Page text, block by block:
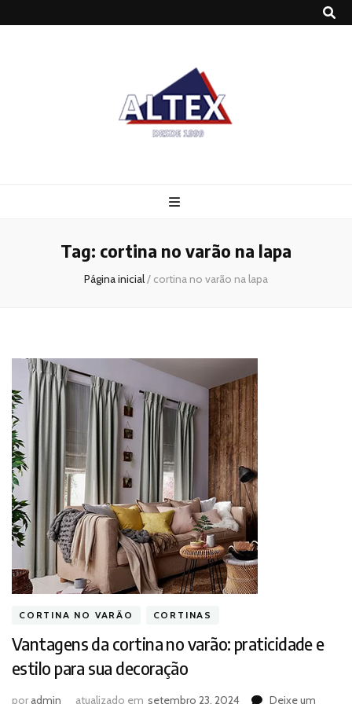
Tag: cortina no varão na lapa
Página inicial/ cortina no varão na lapa
CORTINA NO VARÃO CORTINAS
Vantagens da cortina no varão: praticidade e
estilo para sua decoração
poradmin atualizado em setembro 23, 2024 Deixe um